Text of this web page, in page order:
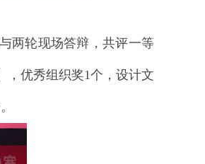
两轮现场答辩，共评一等
，优秀组织奖1个，设计文